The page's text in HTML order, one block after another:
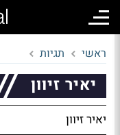
ראשי תגיות
יאיר זיוון
יאיר זיוון